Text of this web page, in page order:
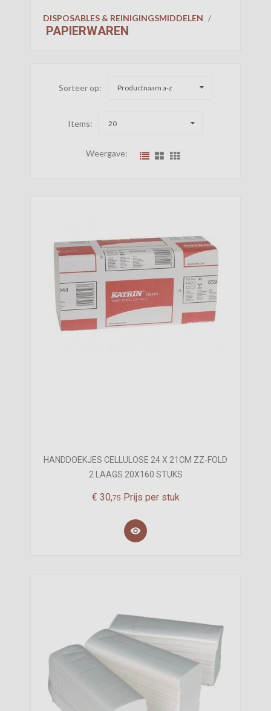
DISPOSABLES & REINIGINGSMIDDELEN /
PAPIERWAREN
Sorteer op: Productnaam a-z
Items: 20
Weergave:
HANDDOEKJES CELLULOSE 24 X 21CM ZZ-FOLD
2 LAAGS 20X160 STUKS
€ 30,75 Prijs per stuk
